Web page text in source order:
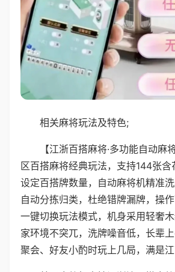
相关麻将玩法及特色;
【江浙百搭麻将·多功能自动麻
区百搭麻将经典玩法，支持144张含
设定百搭牌数量，自动麻将机精准
自动分拣归类，杜绝错牌漏牌，操作
一键切换玩法模式，机身采用轻奢
家环境不突兀，洗牌噪音低，长辈
聚会、好友小酌时玩上几局，满是江